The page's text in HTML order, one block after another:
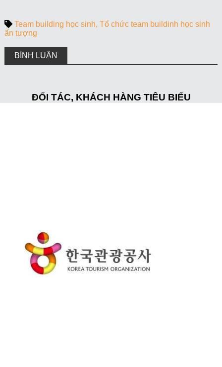
Team building học sinh Tổ chức team buildinh học sinh
ấn tượng
BÌNH LUẬN
ĐỐI TÁC, KHÁCH HÀNG TIÊU BIỂU